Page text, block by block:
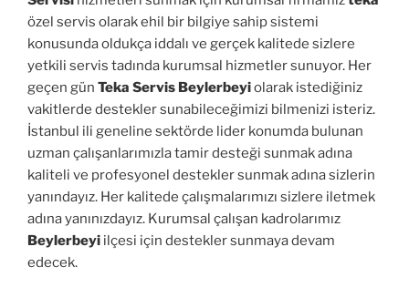
özel servis olarak ehil bir bilgiye sahip sistemi
konusunda oldukça iddalı ve gerçek kalitede sizlere
yetkili servis tadında kurumsal hizmetler sunuyor. Her
geçen gün Teka Servis Beylerbeyiolarak istediğiniz
vakitlerde destekler sunabileceğimizi bilmenizi isteriz.
İstanbul ili geneline sektörde lider konumda bulunan
uzman çalışanlarımızla tamir desteği sunmak adına
kaliteli ve profesyonel destekler sunmak adına sizlerin
yanındayız. Her kalitede çalışmalarımızı sizlere iletmek
adına yanınızdayız. Kurumsal çalışan kadrolarımız
Beylerbeyi ilçesi için destekler sunmaya devam
edecek.